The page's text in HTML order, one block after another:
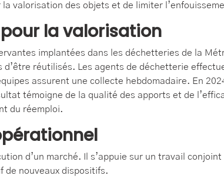
valorisation des objets et de limiter
la valorisation
implantées dans les déchetteries de la
réutilisés. Les agents de déchetterie
assurent une collecte hebdomadaire. En
témoigne de la qualité des apports et de
du réemploi.
d’un marché. Il s’appuie sur un travail
de nouveaux dispositifs.